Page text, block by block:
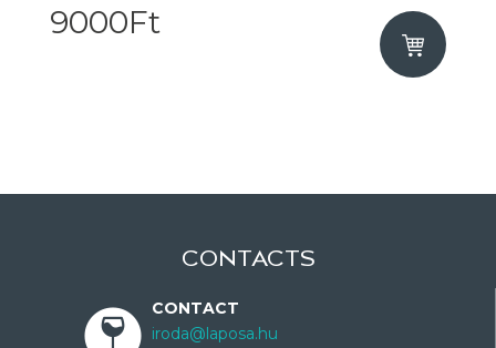
9000Ft
CONTACTS
CONTACT
iroda@laposa.hu